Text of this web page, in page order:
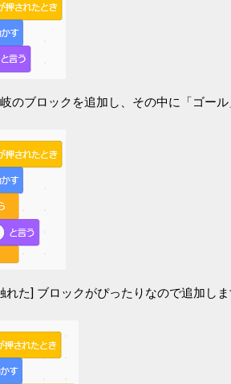
のブロックを追加し、その中に「ゴール
れた] ブロックがぴったりなので追加しま